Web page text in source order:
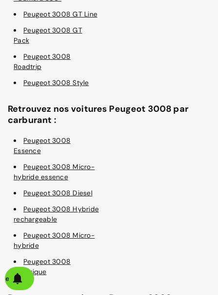
Peugeot 3008 GT Line
Peugeot 3008 GT
Pack
Peugeot 3008
Roadtrip
Peugeot 3008 Style
Retrouvez nos voitures Peugeot 3008 par
carburant :
Peugeot 3008
Essence
Peugeot 3008 Micro-
hybride essence
Peugeot 3008 Diesel
Peugeot 3008 Hybride
rechargeable
Peugeot 3008 Micro-
hybride
Peugeot 3008
Électrique